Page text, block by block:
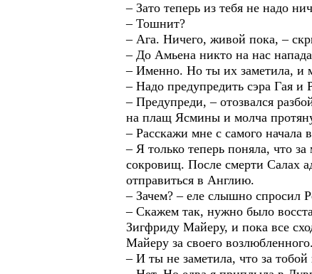
– Зато теперь из тебя не надо
– Тошнит?
– Ага. Ничего, живой пока, –
– До Амьена никто на нас
– Именно. Но ты их заметила, и
– Надо предупредить сэра Гая и
– Предупреди, – отозвался
на плащ Ясмины и молча
– Расскажи мне с самого начала
– Я только теперь поняла, что
сокровищ. После смерти Салах
отправиться в Англию.
– Зачем? – еле слышно спросил
– Скажем так, нужно было
Зигфриду Майеру, и пока все
Майеру за своего
– И ты не заметила, что за тобой